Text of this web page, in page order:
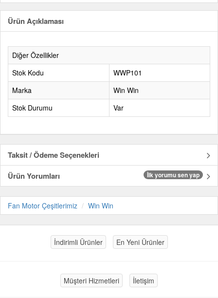
Ürün Açıklaması
Diğer Özellikler
Stok Kodu
WWP101
Marka
Win Win
Stok Durumu
Var
Taksit / Ödeme Seçenekleri
Ürün Yorumları
İlk yorumu sen yap
Fan Motor Çeşitlerimiz Win Win
İndirimli Ürünler En Yeni Ürünler
Müşteri Hizmetleri İletişim